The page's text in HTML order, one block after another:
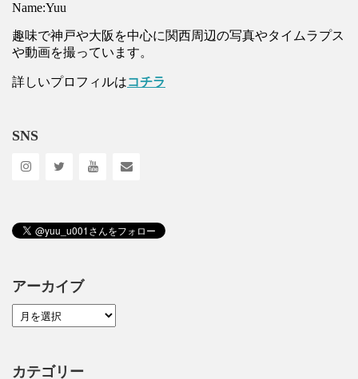
Name:Yuu
趣味で神戸や大阪を中心に関西周辺の写真やタイムラプス
や動画を撮っています。
詳しいプロフィルはコチラ
SNS
アーカイブ
カテゴリー